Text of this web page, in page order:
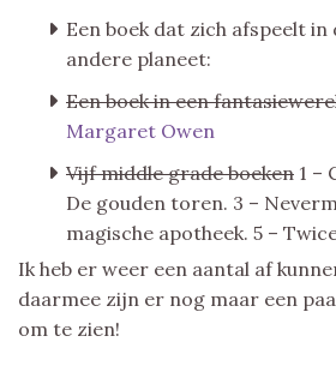
Een boek dat zich afspeelt
andere planeet:
Een boek in een
Margaret Owen
Vijf middle grade boeken 1 –
De gouden toren. 3 –
magische apotheek. 5 –
Ik heb er weer een aantal af
daarmee zijn er nog maar een
om te zien!